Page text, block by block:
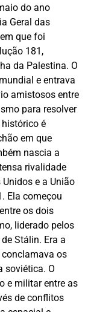
do ano
Geral das
que foi
181,
da Palestina. O
e entrava
amistosos entre
para resolver
é
em que
nascia a
rivalidade
e a União
Ela começou
os dois
liderado pelos
de Stálin. Era a
os
soviética. O
e militar entre as
de conflitos